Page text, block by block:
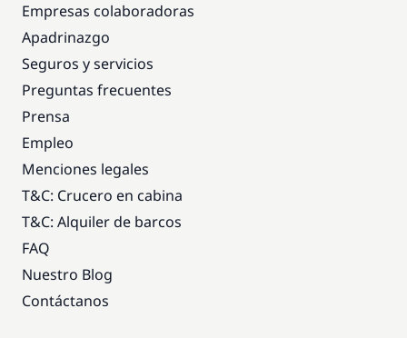
Empresas colaboradoras
Apadrinazgo
Seguros y servicios
Preguntas frecuentes
Prensa
Empleo
Menciones legales
T&C: Crucero en cabina
T&C: Alquiler de barcos
FAQ
Nuestro Blog
Contáctanos